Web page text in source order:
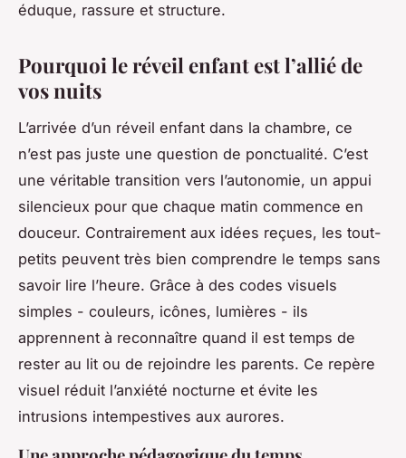
éduque, rassure et structure.
Pourquoi le réveil enfant est l’allié de
vos nuits
L’arrivée d’un réveil enfant dans la chambre, ce
n’est pas juste une question de ponctualité. C’est
une véritable transition vers l’autonomie, un appui
silencieux pour que chaque matin commence en
douceur. Contrairement aux idées reçues, les tout-
petits peuvent très bien comprendre le temps sans
savoir lire l’heure. Grâce à des codes visuels
simples - couleurs, icônes, lumières - ils
apprennent à reconnaître quand il est temps de
rester au lit ou de rejoindre les parents. Ce repère
visuel réduit l’anxiété nocturne et évite les
intrusions intempestives aux aurores.